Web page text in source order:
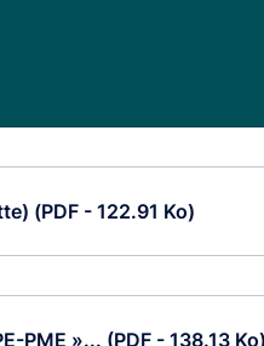
(PDF - 122.91 Ko)
PME »... (PDF - 138.13